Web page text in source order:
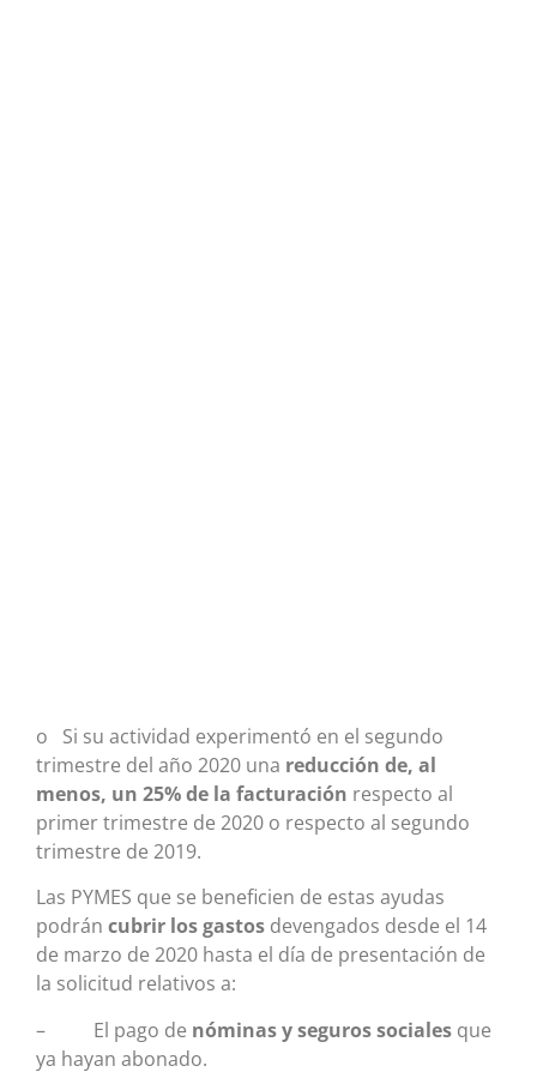
o Si su actividad experimentó en el segundo
trimestre del año 2020 una reducción de, al
menos, un 25% de la facturación respecto al
primer trimestre de 2020 o respecto al segundo
trimestre de 2019.
Las PYMES que se beneficien de estas ayudas
podrán cubrir los gastos devengados desde el 14
de marzo de 2020 hasta el día de presentación de
la solicitud relativos a:
– El pago de nóminas y seguros sociales que
ya hayan abonado.